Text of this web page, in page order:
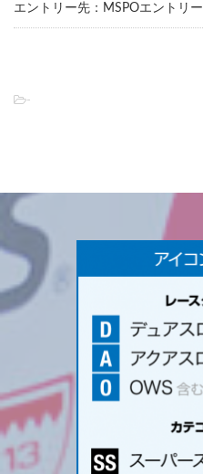
エントリー先：MSPOエントリー
-